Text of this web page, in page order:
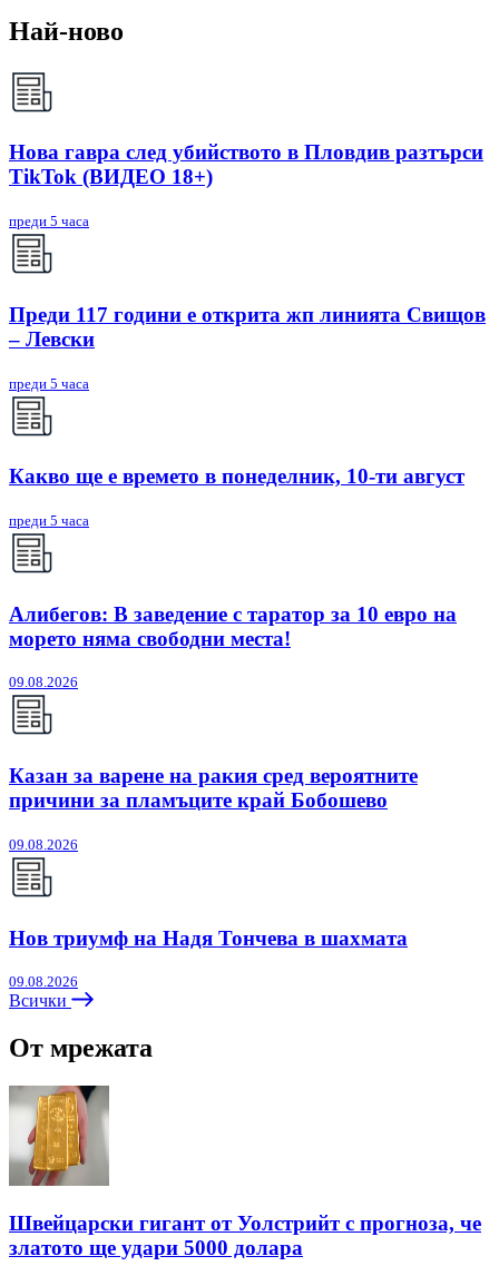
Най-ново
Нова гавра след убийството в Пловдив разтърси
TikTok (ВИДЕО 18+)
преди 5 часа
Преди 117 години е открита жп линията Свищов
– Левски
преди 5 часа
Какво ще е времето в понеделник, 10-ти август
преди 5 часа
Алибегов: В заведение с таратор за 10 евро на
морето няма свободни места!
09.08.2026
Казан за варене на ракия сред вероятните
причини за пламъците край Бобошево
09.08.2026
Нов триумф на Надя Тончева в шахмата
09.08.2026
Всички
От мрежата
Швейцарски гигант от Уолстрийт с прогноза, че
златото ще удари 5000 долара